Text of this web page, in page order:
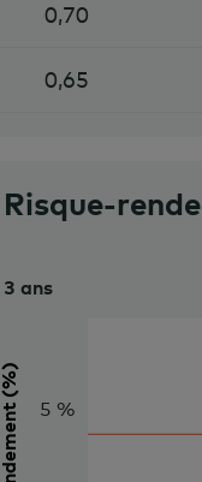
0,70
0,65
Risque-
Rendement (%) 5 %
3 ans